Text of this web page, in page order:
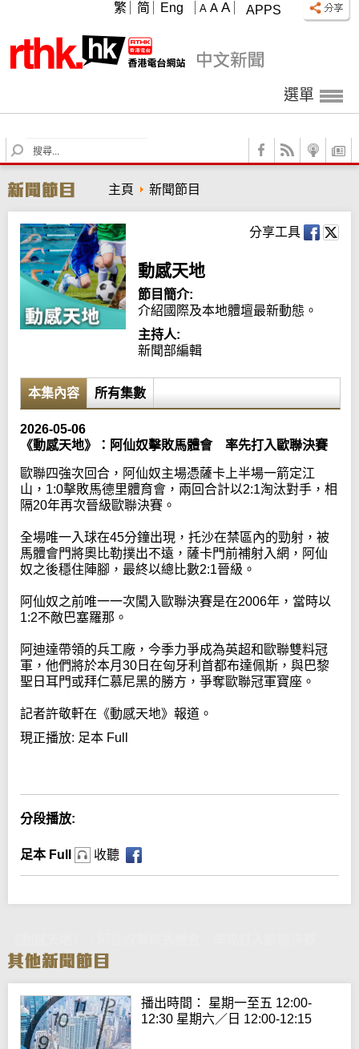
APPS
A A A
繁 简 Eng
選單
S
e
r
c
h
主頁 新聞節目
分享工具
動感天地
節目簡介:
介紹國際及本地體壇最新動態。
主持人:
新聞部編輯
本集內容 所有集數
2026-05-06
《動感天地》：阿仙奴擊敗馬體會 率先打入歐聯決賽
歐聯四強次回合，阿仙奴主場憑薩卡上半場一箭定江
山，1:0擊敗馬德里體育會，兩回合計以2:1淘汰對手，相
隔20年再次晉級歐聯決賽。
全場唯一入球在45分鐘出現，托沙在禁區內的勁射，被
馬體會門將奧比勒撲出不遠，薩卡門前補射入網，阿仙
奴之後穩住陣腳，最終以總比數2:1晉級。
阿仙奴之前唯一一次闖入歐聯決賽是在2006年，當時以
1:2不敵巴塞羅那。
阿迪達帶領的兵工廠，今季力爭成為英超和歐聯雙料冠
軍，他們將於本月30日在匈牙利首都布達佩斯，與巴黎
聖日耳門或拜仁慕尼黑的勝方，爭奪歐聯冠軍寶座。
記者許敬軒在《動感天地》報道。
現正播放: 足本 Full
分段播放:
足本 Full 收聽
播出時間： 星期一至五 12:00-
12:30 星期六／日 12:00-12:15